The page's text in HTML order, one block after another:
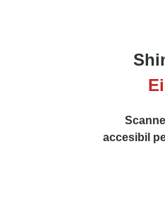
accesibil